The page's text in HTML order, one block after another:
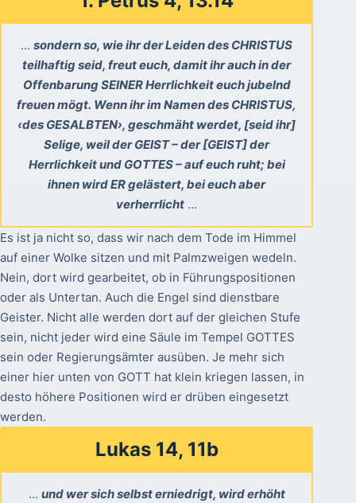
…sondern so, wie ihr der Leiden des CHRISTUS
teilhaftig seid, freut euch, damit ihr auch in der
Offenbarung SEINER Herrlichkeit euch jubelnd
freuen mögt. Wenn ihr im Namen des CHRISTUS,
‹des GESALBTEN›, geschmäht werdet, [seid ihr]
Selige, weil der GEIST – der [GEIST] der
Herrlichkeit und GOTTES – auf euch ruht; bei
ihnen wird ER gelästert, bei euch aber
verherrlicht …
Es ist ja nicht so, dass wir nach dem Tode im Himmel
auf einer Wolke sitzen und mit Palmzweigen wedeln.
Nein, dort wird gearbeitet, ob in Führungspositionen
oder als Untertan. Auch die Engel sind dienstbare
Geister. Nicht alle werden dort auf der gleichen Stufe
sein, nicht jeder wird eine Säule im Tempel GOTTES
sein oder Regierungsämter ausüben. Je mehr sich
einer hier unten von GOTT hat klein kriegen lassen, in
desto höhere Positionen wird er drüben eingesetzt
werden.
Lukas 14, 11b
… und wer sich selbst erniedrigt, wird erhöht